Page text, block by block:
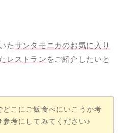
たサンタモニカのお気に入り
レストラン をご紹介したいと
どこにご飯食べにいこうか考
参考にしてみてください♪